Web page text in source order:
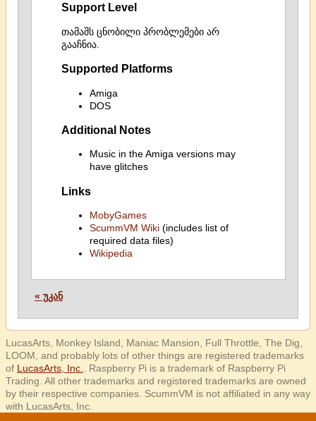
Support Level
თამაშს ცნობილი პრობლემები არ
გააჩნია.
Supported Platforms
Amiga
DOS
Additional Notes
Music in the Amiga versions may
have glitches
Links
MobyGames
ScummVM Wiki(includes list of
required data files)
Wikipedia
« უკან
LucasArts, Monkey Island, Maniac Mansion, Full Throttle, The Dig,
LOOM, and probably lots of other things are registered trademarks
of LucasArts, Inc.
. Raspberry Pi is a trademark of Raspberry Pi
Trading. All other trademarks and registered trademarks are owned
by their respective companies. ScummVM is not affiliated in any way
with LucasArts, Inc.